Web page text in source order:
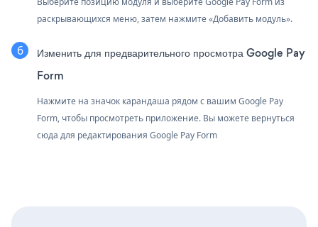
раскрывающихся меню, затем нажмите «Добавить модуль».
Изменить для предварительного просмотра Google Pay
Form
Нажмите на значок карандаша рядом с вашим Google Pay
Form, чтобы просмотреть приложение. Вы можете вернуться
сюда для редактирования Google Pay Form